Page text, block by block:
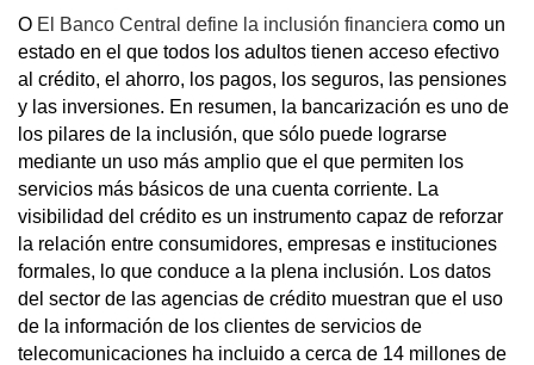
O El Banco Central define la inclusión financiera como un
estado en el que todos los adultos tienen acceso efectivo
al crédito, el ahorro, los pagos, los seguros, las pensiones
y las inversiones. En resumen, la bancarización es uno de
los pilares de la inclusión, que sólo puede lograrse
mediante un uso más amplio que el que permiten los
servicios más básicos de una cuenta corriente. La
visibilidad del crédito es un instrumento capaz de reforzar
la relación entre consumidores, empresas e instituciones
formales, lo que conduce a la plena inclusión. Los datos
del sector de las agencias de crédito muestran que el uso
de la información de los clientes de servicios de
telecomunicaciones ha incluido a cerca de 14 millones de